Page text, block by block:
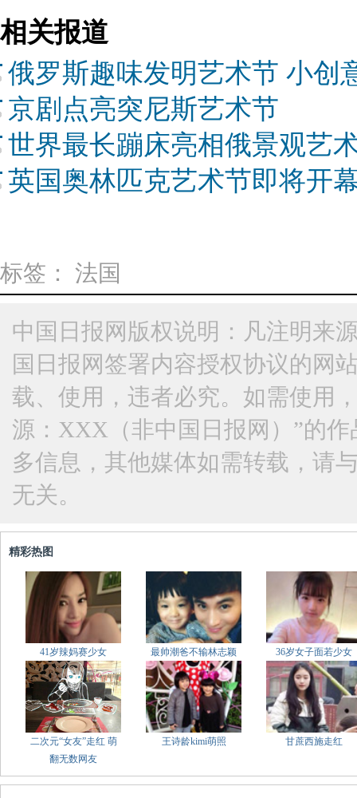
相关报道
俄罗斯趣味发明艺术节 小创
京剧点亮突尼斯艺术节
世界最长蹦床亮相俄景观艺
英国奥林匹克艺术节即将开
标签： 法国
中国日报网版权说明：凡注明来
国日报网签署内容授权协议的网
载、使用，违者必究。如需使用
源：XXX（非中国日报网）”的
多信息，其他媒体如需转载，请
无关。
精彩热图
41岁辣妈赛少女 最帅潮爸不输林志颖 36岁女子面若少女
二次元“女友”走红 萌
翻无数网友
王诗龄kimi萌照 甘蔗西施走红